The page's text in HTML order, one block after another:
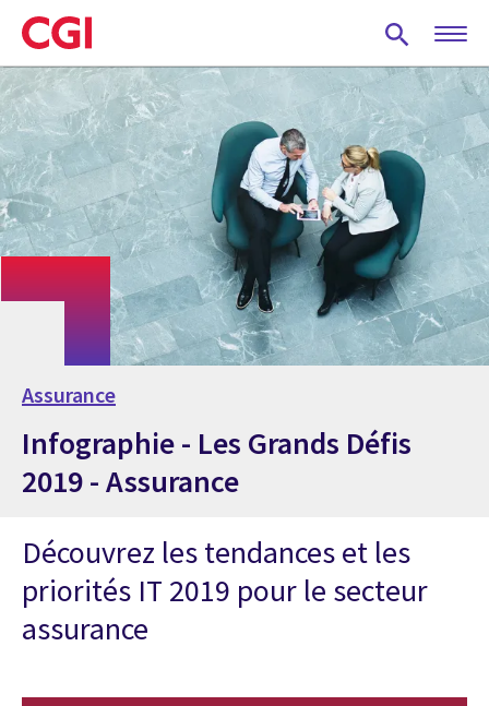
Skip
to
main
content
Assurance
Infographie - Les Grands Défis
2019 - Assurance
Découvrez les tendances et les
priorités IT 2019 pour le secteur
assurance